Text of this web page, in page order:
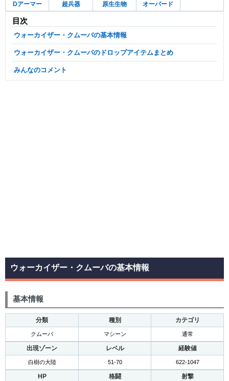
Dアーマー 超兵器 原生生物 オーバード
目次
ウォーカイザー・クムーバの基本情報
ウォーカイザー・クムーバのドロップアイテムまとめ
みんなのコメント
ウォーカイザー・クムーバの基本情報
基本情報
分類 種別 カテゴリ
クムーバ マシーン 通常
出現ゾーン レベル 経験値
白樹の大陸 51-70 622-1047
HP 格闘 射撃